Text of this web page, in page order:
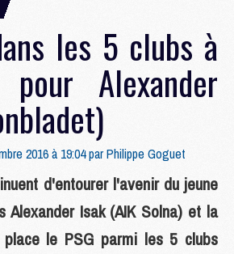
les 5 clubs à
Alexander
2016 à 19:04 parPhilippe Goguet
d'entourer l'avenir du jeune
Alexander Isak (AIK Solna) et la
le PSG parmi les 5 clubs